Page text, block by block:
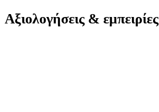
Αξιολογήσεις & εμπειρίες